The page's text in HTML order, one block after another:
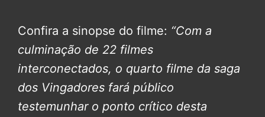
Confira a sinopse do filme: “Com a
culminação de 22 filmes
interconectados, o quarto filme da saga
dos Vingadores fará público
testemunhar o ponto crítico desta